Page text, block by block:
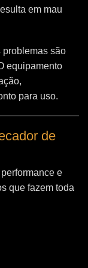
em mau
problemas são
equipamento
para uso.
de
e
que fazem toda